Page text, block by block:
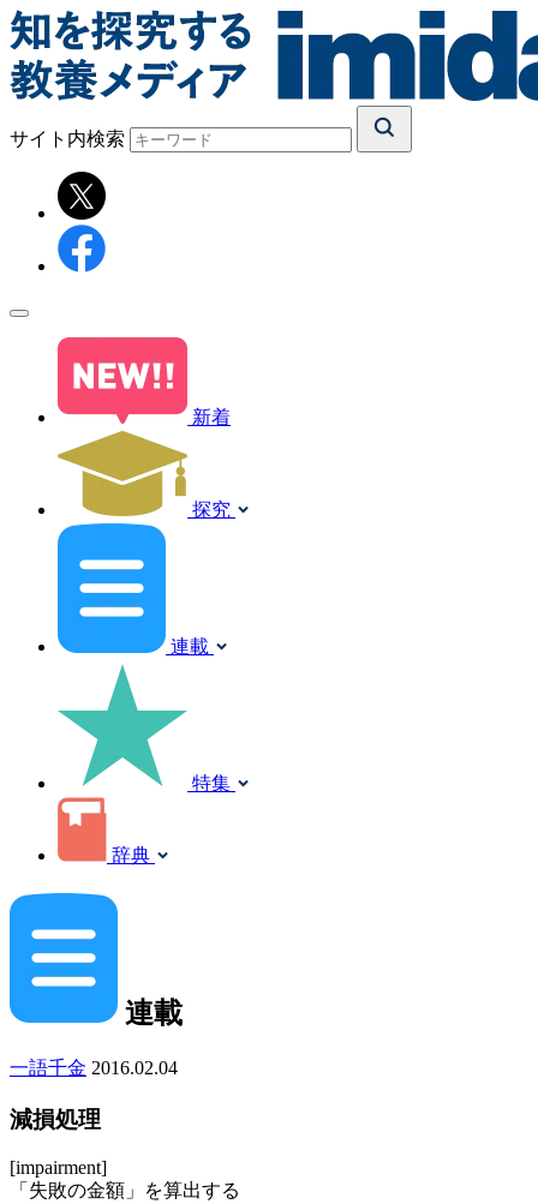
サイト内検索
新着
探究
連載
特集
辞典
連載
一語千金 2016.02.04
減損処理
[impairment]
「失敗の金額」を算出する